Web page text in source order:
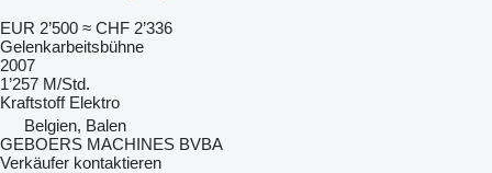
EUR 2’500 ≈ CHF 2’336
Gelenkarbeitsbühne
2007
1’257 M/Std.
Kraftstoff Elektro
Belgien, Balen
GEBOERS MACHINES BVBA
Verkäufer kontaktieren